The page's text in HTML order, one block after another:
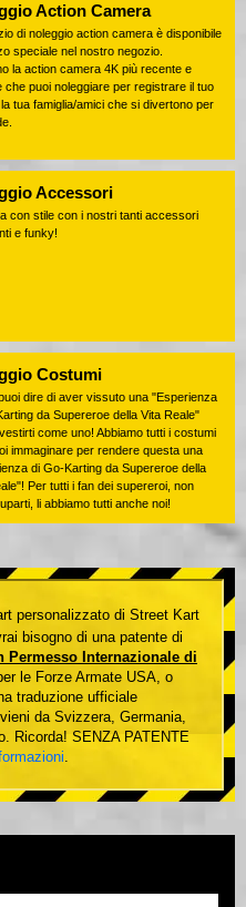
Action Camera
di noleggio action camera è disponibile
speciale nel nostro negozio.
la action camera 4K più recente e
che puoi noleggiare per registrare il tuo
la tua famiglia/amici che si divertono per
Accessori
con stile con i nostri tanti accessori
e funky!
Costumi
dire di aver vissuto una "Esperienza
da Supereroe della Vita Reale"
come uno! Abbiamo tutti i costumi
immaginare per rendere questa una
di Go-Karting da Supereroe della
Per tutti i fan dei supereroi, non
li abbiamo tutti anche noi!
personalizzato di Street Kart
bisogno di una patente di
Permesso Internazionale di
le Forze Armate USA, o
traduzione ufficiale
da Svizzera, Germania,
Ricorda! SENZA PATENTE
.